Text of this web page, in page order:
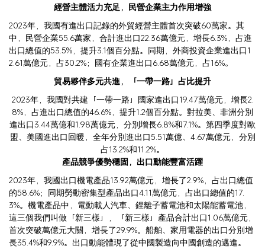
經營主體活力充足，民營企業主力作用增強
2023年，我國有進出口記錄的外貿經營主體首次突破60萬家。其
中，民營企業55.6萬家，合計進出口22.36萬億元，增長6.3%，占進
出口總值的53.5%，提升3.1個百分點。同期，外商投資企業進出口1
2.61萬億元，占30.2%；國有企業進出口6.68萬億元，占16%。
貿易夥伴多元共進，「一帶一路」占比提升
2023年，我國對共建「一帶一路」國家進出口19.47萬億元，增長2.
8%，占進出口總值的46.6%，提升1.2個百分點。對拉美、非洲分別
進出口3.44萬億和1.98萬億元，分別增長6.8%和7.1%。第四季度對歐
盟、美國進出口回暖，全年分別進出口5.51萬億、4.67萬億元，分別
占13.2%和11.2%。
產品競爭優勢穩固，出口動能豐富活躍
2023年，我國出口機電產品13.92萬億元，增長了2.9%，占出口總值
的58.6%；同期勞動密集型產品出口4.11萬億元，占出口總值的17.
3%。機電產品中，電動載人汽車、鋰離子蓄電池和太陽能蓄電池，
這三個我們叫做「新三樣」，「新三樣」產品合計出口1.06萬億元，
首次突破萬億元大關，增長了29.9%。船舶、家用電器的出口分別增
長35.4%和9.9%。出口動能體現了從中國製造向中國創造的邁進。